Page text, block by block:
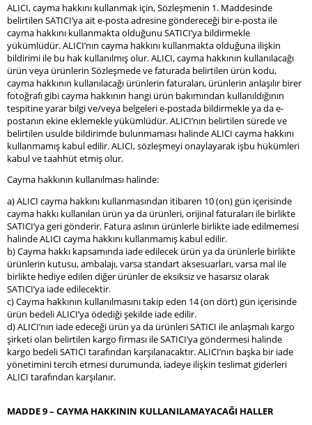
ALICI, cayma hakkını kullanmak için, Sözleşmenin 1. Maddesinde
belirtilen SATICI’ya ait e-posta adresine göndereceği bir e-posta ile
cayma hakkını kullanmakta olduğunu SATICI’ya bildirmekle
yükümlüdür. ALICI’nın cayma hakkını kullanmakta olduğuna ilişkin
bildirimi ile bu hak kullanılmış olur. ALICI, cayma hakkının kullanılacağı
ürün veya ürünlerin Sözleşmede ve faturada belirtilen ürün kodu,
cayma hakkının kullanılacağı ürünlerin faturaları, ürünlerin anlaşılır birer
fotoğrafı gibi cayma hakkının hangi ürün bakımından kullanıldığının
tespitine yarar bilgi ve/veya belgeleri e-postada bildirmekle ya da e-
postanın ekine eklemekle yükümlüdür. ALICI’nın belirtilen sürede ve
belirtilen usulde bildirimde bulunmaması halinde ALICI cayma hakkını
kullanmamış kabul edilir. ALICI, sözleşmeyi onaylayarak işbu hükümleri
kabul ve taahhüt etmiş olur.
Cayma hakkının kullanılması halinde:
a) ALICI cayma hakkını kullanmasından itibaren 10 (on) gün içerisinde
cayma hakkı kullanılan ürün ya da ürünleri, orijinal faturaları ile birlikte
SATICI’ya geri gönderir. Fatura aslının ürünlerle birlikte iade edilmemesi
halinde ALICI cayma hakkını kullanmamış kabul edilir.
b) Cayma hakkı kapsamında iade edilecek ürün ya da ürünlerle birlikte
ürünlerin kutusu, ambalajı, varsa standart aksesuarları, varsa mal ile
birlikte hediye edilen diğer ürünler de eksiksiz ve hasarsız olarak
SATICI’ya iade edilecektir.
c) Cayma hakkının kullanılmasını takip eden 14 (on dört) gün içerisinde
ürün bedeli ALICI’ya ödediği şekilde iade edilir.
d) ALICI’nın iade edeceği ürün ya da ürünleri SATICI ile anlaşmalı kargo
şirketi olan belirtilen kargo firması ile SATICI’ya göndermesi halinde
kargo bedeli SATICI tarafından karşılanacaktır. ALICI’nın başka bir iade
yönetimini tercih etmesi durumunda, iadeye ilişkin teslimat giderleri
ALICI tarafından karşılanır.
MADDE 9 – CAYMA HAKKININ KULLANILAMAYACAĞI HALLER